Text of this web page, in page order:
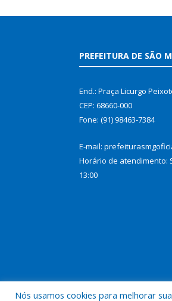
PREFEITURA DE SÃO
End.: Praça Licurgo
CEP: 68660-000
Fone: (91) 98463-7384
E-mail:
Horário de atendimento:
13:00
Nós usamos cookies para melhorar